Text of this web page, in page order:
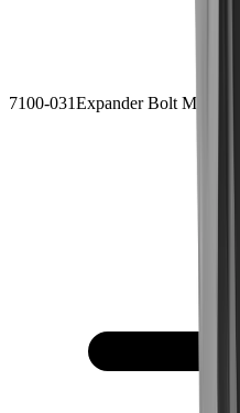
7100-031Expander Bolt M8x65